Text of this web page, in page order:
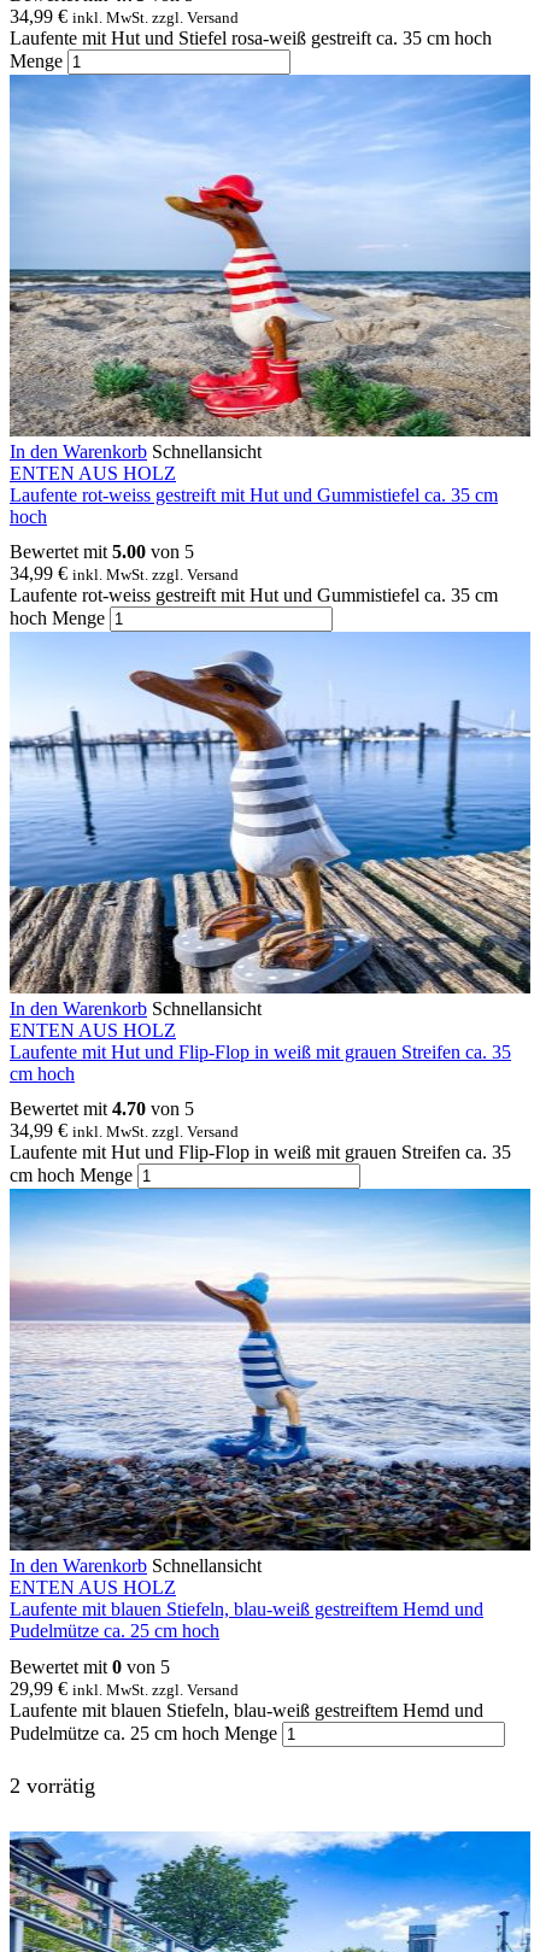
34,99 € inkl. MwSt. zzgl. Versand
Laufente mit Hut und Stiefel rosa-weiß gestreift ca. 35 cm hoch
Menge
In den Warenkorb Schnellansicht
ENTEN AUS HOLZ
Laufente rot-weiss gestreift mit Hut und Gummistiefel ca. 35 cm
hoch
Bewertet mit 5.00 von 5
34,99 € inkl. MwSt. zzgl. Versand
Laufente rot-weiss gestreift mit Hut und Gummistiefel ca. 35 cm
hoch Menge
In den Warenkorb Schnellansicht
ENTEN AUS HOLZ
Laufente mit Hut und Flip-Flop in weiß mit grauen Streifen ca. 35
cm hoch
Bewertet mit 4.70 von 5
34,99 € inkl. MwSt. zzgl. Versand
Laufente mit Hut und Flip-Flop in weiß mit grauen Streifen ca. 35
cm hoch Menge
In den Warenkorb Schnellansicht
ENTEN AUS HOLZ
Laufente mit blauen Stiefeln, blau-weiß gestreiftem Hemd und
Pudelmütze ca. 25 cm hoch
Bewertet mit 0 von 5
29,99 € inkl. MwSt. zzgl. Versand
Laufente mit blauen Stiefeln, blau-weiß gestreiftem Hemd und
Pudelmütze ca. 25 cm hoch Menge
2 vorrätig